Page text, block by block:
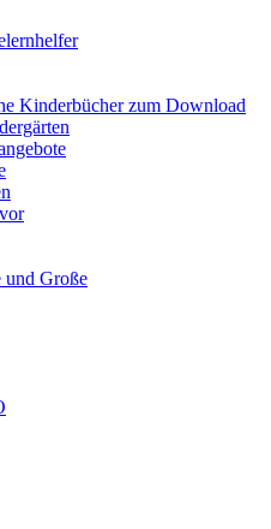
Kinderbücher zum Download
Große